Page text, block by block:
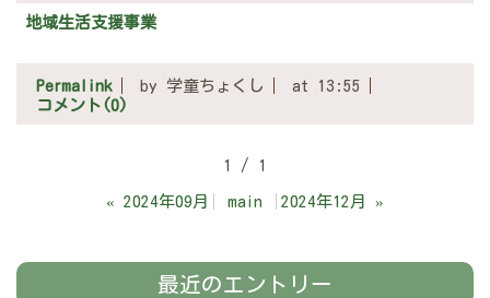
地域生活支援事業
Permalink by 学童ちょくし
at 13:55
コメント(0)
1 / 1
« 2024年09月 main 2024年12月 »
最近のエントリー